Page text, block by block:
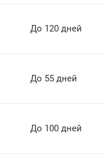
До 120 дней
До 55 дней
До 100 дней